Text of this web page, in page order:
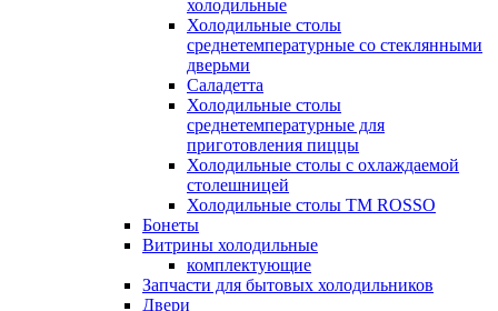
холодильные
Холодильные столы
среднетемпературные со стеклянными
дверьми
Саладетта
Холодильные столы
среднетемпературные для
приготовления пиццы
Холодильные столы с охлаждаемой
столешницей
Холодильные столы ТМ ROSSO
Бонеты
Витрины холодильные
комплектующие
Запчасти для бытовых холодильников
Двери